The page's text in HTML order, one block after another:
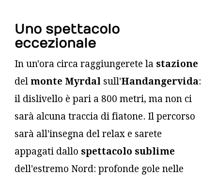
Uno spettacolo
eccezionale
In un'ora circa raggiungerete la stazione
del monte Myrdal sull'Handangervida:
il dislivello è pari a 800 metri, ma non ci
sarà alcuna traccia di fiatone. Il percorso
sarà all'insegna del relax e sarete
appagati dallo spettacolo sublime
dell'estremo Nord: profonde gole nelle